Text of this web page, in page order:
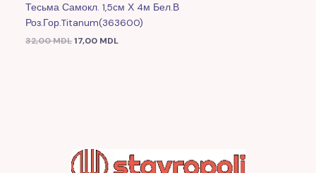
Тесьма Самокл. 1,5см Х 4м Бел.в
Роз.гор.Titanum(363600)
32,00MDL17,00 MDL